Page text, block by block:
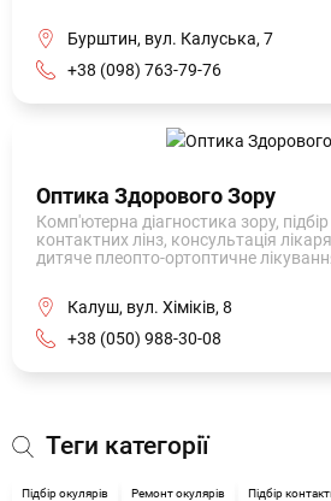
Бурштин, вул. Калуська, 7
+38 (098) 763-79-76
Оптика Здорового Зору
Комп'ютерна діагностика зору,
контактних лінз, консультація
дитяче плеопто-ортоптичне
Калуш, вул. Хіміків, 8
+38 (050) 988-30-08
Теги категорії
Підбір окулярів Ремонт окулярів Підбір